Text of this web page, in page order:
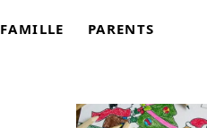
FAMILLE PARENTS